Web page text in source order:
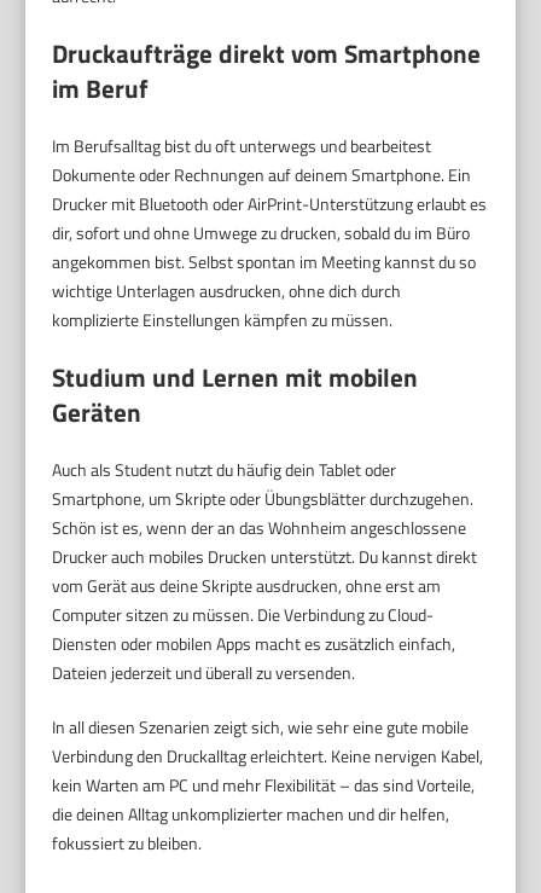
Druckaufträge direkt vom Smartphone
im Beruf
Im Berufsalltag bist du oft unterwegs und bearbeitest
Dokumente oder Rechnungen auf deinem Smartphone. Ein
Drucker mit Bluetooth oder AirPrint-Unterstützung erlaubt es
dir, sofort und ohne Umwege zu drucken, sobald du im Büro
angekommen bist. Selbst spontan im Meeting kannst du so
wichtige Unterlagen ausdrucken, ohne dich durch
komplizierte Einstellungen kämpfen zu müssen.
Studium und Lernen mit mobilen
Geräten
Auch als Student nutzt du häufig dein Tablet oder
Smartphone, um Skripte oder Übungsblätter durchzugehen.
Schön ist es, wenn der an das Wohnheim angeschlossene
Drucker auch mobiles Drucken unterstützt. Du kannst direkt
vom Gerät aus deine Skripte ausdrucken, ohne erst am
Computer sitzen zu müssen. Die Verbindung zu Cloud-
Diensten oder mobilen Apps macht es zusätzlich einfach,
Dateien jederzeit und überall zu versenden.
In all diesen Szenarien zeigt sich, wie sehr eine gute mobile
Verbindung den Druckalltag erleichtert. Keine nervigen Kabel,
kein Warten am PC und mehr Flexibilität – das sind Vorteile,
die deinen Alltag unkomplizierter machen und dir helfen,
fokussiert zu bleiben.